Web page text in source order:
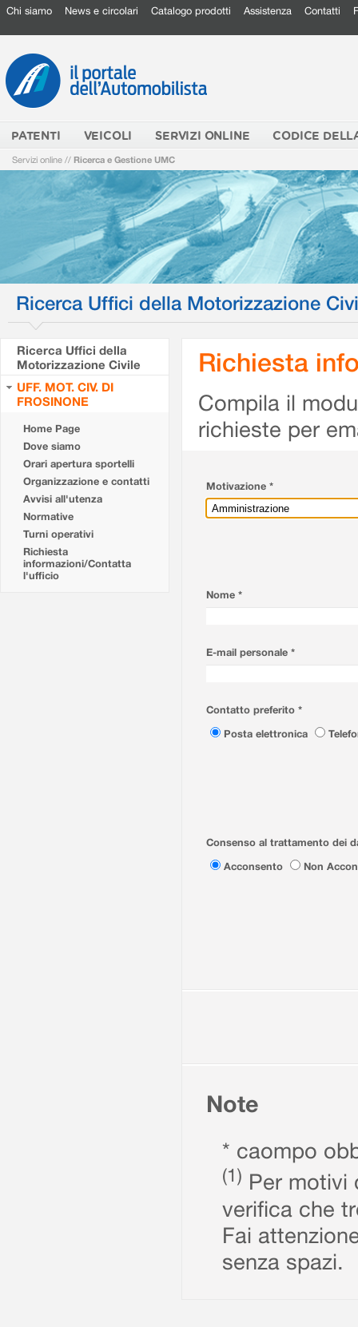
Chi siamo News e circolari Catalogo prodotti Assistenza Contatti
PATENTI VEICOLI SERVIZI ONLINE CODICE
Servizi online // Ricerca e Gestione UMC
Ricerca Uffici della Motorizzazione
Ricerca Uffici della
Motorizzazione Civile
UFF. MOT. CIV. DI
FROSINONE
Home Page
Dove siamo
Orari apertura sportelli
Organizzazione e contatti
Avvisi all'utenza
Normative
Turni operativi
Richiesta
informazioni/Contatta
l'ufficio
Richiesta
Compila il
richieste per
Motivazione *
Nome *
E-mail personale *
Contatto preferito *
Posta elettronica
Consenso al trattamento dei
Acconsento
Non
Note
* caompo
(1) Per motivi
verifica che
Fai
senza spazi.